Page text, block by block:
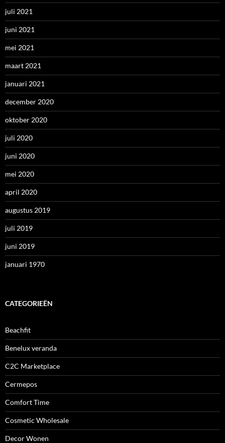
juli 2021
juni 2021
mei 2021
maart 2021
januari 2021
december 2020
oktober 2020
juli 2020
juni 2020
mei 2020
april 2020
augustus 2019
juli 2019
juni 2019
januari 1970
CATEGORIEËN
Beachfit
Benelux veranda
C2C Marketplace
Cermepos
Comfort Time
Cosmetic Wholesale
Decor Wonen